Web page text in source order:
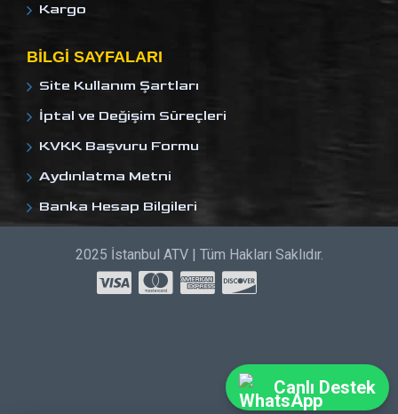
Kargo
BILGI SAYFALARI
Site Kullanım Şartları
İptal ve Değişim Süreçleri
KVKK Başvuru Formu
Aydınlatma Metni
Banka Hesap Bilgileri
2025 İstanbul ATV | Tüm Hakları Saklıdır.
Canlı Destek